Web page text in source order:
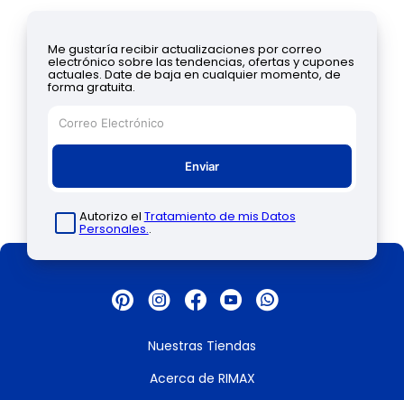
Me gustaría recibir actualizaciones por correo
electrónico sobre las tendencias, ofertas y cupones
actuales. Date de baja en cualquier momento, de
forma gratuita.
Enviar
Autorizo el Tratamiento de mis Datos
Personales..
Nuestras Tiendas
Acerca de RIMAX